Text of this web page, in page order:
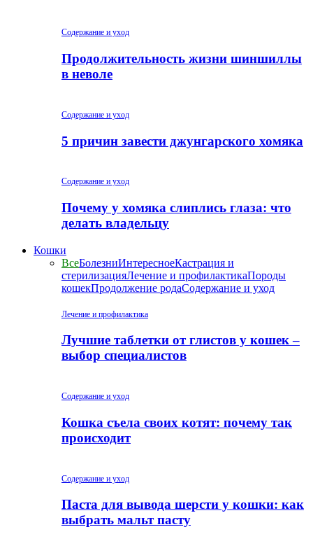
Содержание и уход
Продолжительность жизни шиншиллы
в неволе
Содержание и уход
5 причин завести джунгарского хомяка
Содержание и уход
Почему у хомяка слиплись глаза: что
делать владельцу
Кошки
ВсеБолезниИнтересноеКастрация и
стерилизацияЛечение и профилактикаПороды
кошекПродолжение родаСодержание и уход
Лечение и профилактика
Лучшие таблетки от глистов у кошек –
выбор специалистов
Содержание и уход
Кошка съела своих котят: почему так
происходит
Содержание и уход
Паста для вывода шерсти у кошки: как
выбрать мальт пасту